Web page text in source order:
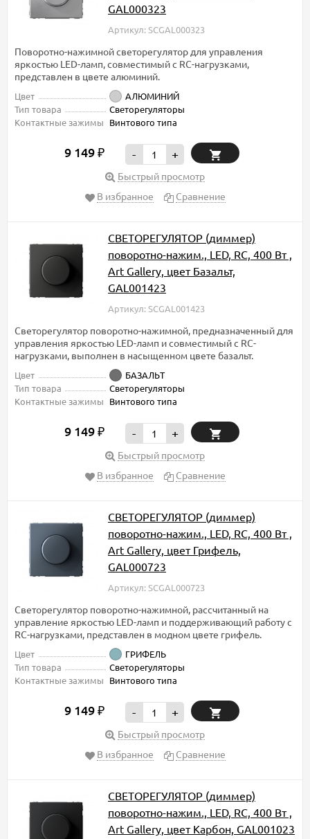
GAL000323
Артикул: SCGAL000323
Поворотно-нажимной светорегулятор для управления
яркостью LED-ламп, совместимый с RC-нагрузками,
представлен в цвете алюминий.
Цвет
АЛЮМИНИЙ
Тип товара
Светорегуляторы
Контактные зажимы Винтового типа
9 149 ₽ - +
Быстрый просмотр
В избранное
Сравнение
СВЕТОРЕГУЛЯТОР (диммер)
поворотно-нажим., LED, RC, 400 Вт ,
Art Gallery, цвет Базальт,
GAL001423
Артикул: SCGAL001423
Светорегулятор поворотно-нажимной, предназначенный для
управления яркостью LED-ламп и совместимый с RC-
нагрузками, выполнен в насыщенном цвете базальт.
Цвет
БАЗАЛЬТ
Тип товара
Светорегуляторы
Контактные зажимы Винтового типа
9 149 ₽ - +
Быстрый просмотр
В избранное
Сравнение
СВЕТОРЕГУЛЯТОР (диммер)
поворотно-нажим., LED, RC, 400 Вт ,
Art Gallery, цвет Грифель,
GAL000723
Артикул: SCGAL000723
Светорегулятор поворотно-нажимной, рассчитанный на
управление яркостью LED-ламп и поддерживающий работу с
RC-нагрузками, представлен в модном цвете грифель.
Цвет
ГРИФЕЛЬ
Тип товара
Светорегуляторы
Контактные зажимы Винтового типа
9 149 ₽ - +
Быстрый просмотр
В избранное
Сравнение
СВЕТОРЕГУЛЯТОР (диммер)
поворотно-нажим., LED, RC, 400 Вт ,
Art Gallery, цвет Карбон, GAL001023